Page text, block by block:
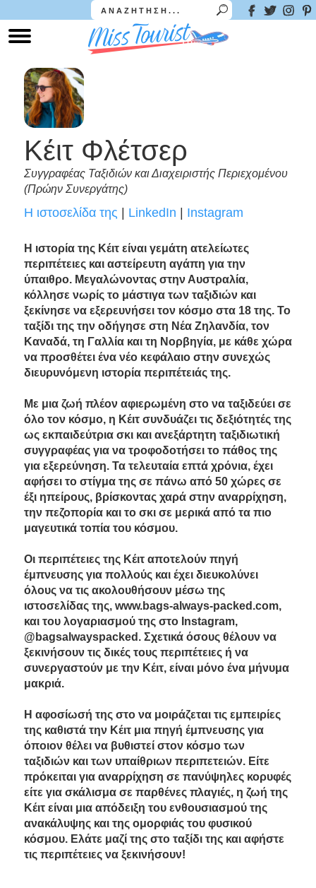
Κέιτ Φλέτσερ
Συγγραφέας Ταξιδιών και Διαχειριστής Περιεχομένου
(Πρώην Συνεργάτης)
Η ιστοσελίδα της | LinkedIn | Instagram
Η ιστορία της Κέιτ είναι γεμάτη ατελείωτες
περιπέτειες και αστείρευτη αγάπη για την
ύπαιθρο. Μεγαλώνοντας στην Αυστραλία,
κόλλησε νωρίς το μάστιγα των ταξιδιών και
ξεκίνησε να εξερευνήσει τον κόσμο στα 18 της. Το
ταξίδι της την οδήγησε στη Νέα Ζηλανδία, τον
Καναδά, τη Γαλλία και τη Νορβηγία, με κάθε χώρα
να προσθέτει ένα νέο κεφάλαιο στην συνεχώς
διευρυνόμενη ιστορία περιπέτειάς της.
Με μια ζωή πλέον αφιερωμένη στο να ταξιδεύει σε
όλο τον κόσμο, η Κέιτ συνδυάζει τις δεξιότητές της
ως εκπαιδεύτρια σκι και ανεξάρτητη ταξιδιωτική
συγγραφέας για να τροφοδοτήσει το πάθος της
για εξερεύνηση. Τα τελευταία επτά χρόνια, έχει
αφήσει το στίγμα της σε πάνω από 50 χώρες σε
έξι ηπείρους, βρίσκοντας χαρά στην αναρρίχηση,
την πεζοπορία και το σκι σε μερικά από τα πιο
μαγευτικά τοπία του κόσμου.
Οι περιπέτειες της Κέιτ αποτελούν πηγή
έμπνευσης για πολλούς και έχει διευκολύνει
όλους να τις ακολουθήσουν μέσω της
ιστοσελίδας της, www.bags-always-packed.com,
και του λογαριασμού της στο Instagram,
@bagsalwayspacked. Σχετικά όσους θέλουν να
ξεκινήσουν τις δικές τους περιπέτειες ή να
συνεργαστούν με την Κέιτ, είναι μόνο ένα μήνυμα
μακριά.
Η αφοσίωσή της στο να μοιράζεται τις εμπειρίες
της καθιστά την Κέιτ μια πηγή έμπνευσης για
όποιον θέλει να βυθιστεί στον κόσμο των
ταξιδιών και των υπαίθριων περιπετειών. Είτε
πρόκειται για αναρρίχηση σε πανύψηλες κορυφές
είτε για σκάλισμα σε παρθένες πλαγιές, η ζωή της
Κέιτ είναι μια απόδειξη του ενθουσιασμού της
ανακάλυψης και της ομορφιάς του φυσικού
κόσμου. Ελάτε μαζί της στο ταξίδι της και αφήστε
τις περιπέτειες να ξεκινήσουν!